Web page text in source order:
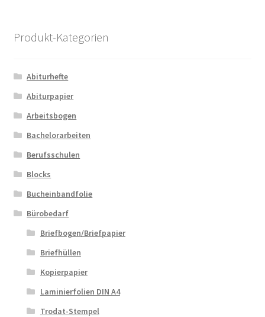
Produkt-Kategorien
Abiturhefte
Abiturpapier
Arbeitsbogen
Bachelorarbeiten
Berufsschulen
Blocks
Bucheinbandfolie
Bürobedarf
Briefbogen/Briefpapier
Briefhüllen
Kopierpapier
Laminierfolien DIN A4
Trodat-Stempel